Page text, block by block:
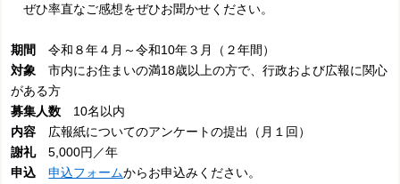
ぜひ率直なご感想をぜひお聞かせください。
期間
令和８年４月～令和10年３月（２年間）
対象 市内にお住まいの満18歳以上の方で、行政および広報に関心
がある方
募集人数 10名以内
内容 広報紙についてのアンケートの提出（月１回）
謝礼5,000円／年
申込
申込フォームからお申込みください。